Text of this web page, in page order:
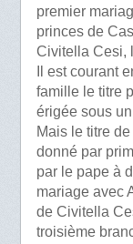
premier
princes de
Civitella Cesi,
Il est courant
famille le titre
érigée sous
Mais le titre
donné par
par le pape à
mariage avec
de Civitella
troisième